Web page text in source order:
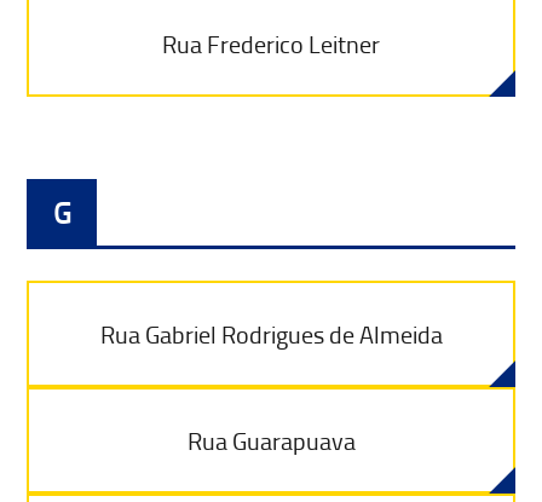
Rua Frederico Leitner
G
Rua Gabriel Rodrigues de Almeida
Rua Guarapuava